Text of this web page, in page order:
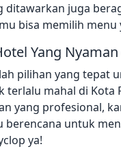
ditawarkan juga
bisa memilih
Yang
pilihan yang tepat
terlalu mahal di Kota
yang profesional,
berencana untuk
ya!